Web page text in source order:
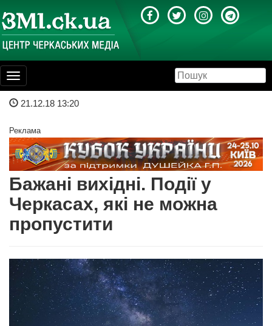
Toggle
navigation
21.12.18 13:20
Реклама
Бажані вихідні. Події у
Черкасах, які не можна
пропустити